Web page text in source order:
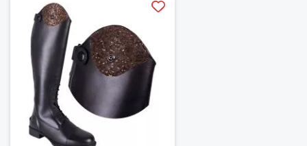
×
Vous devez être connecté pour enregistrer des produits